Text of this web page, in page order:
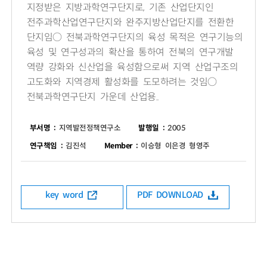
지정받은 지방과학연구단지로, 기존 산업단지인
전주과학산업연구단지와 완주지방산업단지를 전환한
단지임○ 전북과학연구단지의 육성 목적은 연구기능의
육성 및 연구성과의 확산을 통하여 전북의 연구개발
역량 강화와 신산업을 육성함으로써 지역 산업구조의
고도화와 지역경제 활성화를 도모하려는 것임○
전북과학연구단지 가운데 산업용..
부서명 : 지역발전정책연구소 발행일 : 2005
연구책임 : 김진석 Member : 이승형 이은경 형영주
key word PDF DOWNLOAD